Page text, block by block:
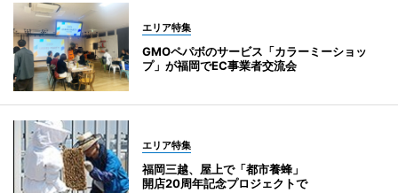
エリア特集
GMOペパボのサービス「カラーミーショッ
プ」が福岡でEC事業者交流会
エリア特集
福岡三越、屋上で「都市養蜂」
開店20周年記念プロジェクトで